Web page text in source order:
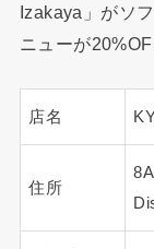
Izakaya」がソ
ニューが
店名
住所